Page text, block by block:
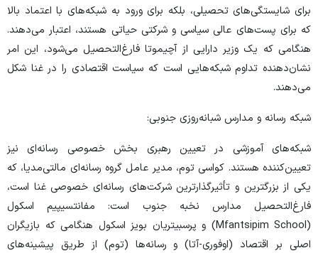
برای شایستگی‌های تحصیلی، بلکه برای ورود به شبکه‌های با اعتماد بالا
که برای پست‌های عالی سیاسی و شرکتی حیاتی هستند، اعتبار می‌دهند.
هنگامی که یک وزیر دارایی از آچیموتا فارغ‌التحصیل می‌شود، این امر
نشان‌دهنده تداوم شبکه‌هایی است که سیاست اقتصادی را در غنا شکل
می‌دهند.
شبکه رسانه و مدارس شبانه‌روزی جنوبی:
شبکه‌های آموزشی در تعیین رهبری بخش خصوصی رسانه‌ای نیز
تعیین‌کننده هستند. کواسی توم، مدیر عامل گروه رسانه‌ای مالتی‌مدیا، که
یکی از بزرگترین و تأثیرگذارترین شرکت‌های رسانه‌ای خصوصی غنا است،
فارغ‌التحصیل مدارس نخبه جنوب است: مفانتسیپیم اسکول
(Mfantsipim School) و پرسبیتریان بویز اسکول هنگامی که بازیگران
اصلی بر اقتصاد (اوفوری-آتا) و رسانه‌ها (توم) از طریق پیشینه‌های